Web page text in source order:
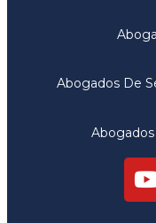
Abogados De